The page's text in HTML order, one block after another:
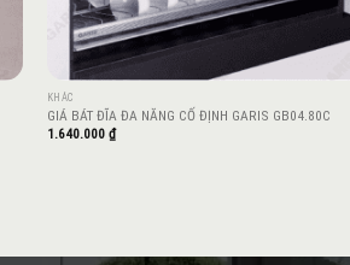
KHÁC
GIÁ BÁT ĐĨA ĐA NĂNG CỐ ĐỊNH GARIS GB04.80C
1.640.000 ₫